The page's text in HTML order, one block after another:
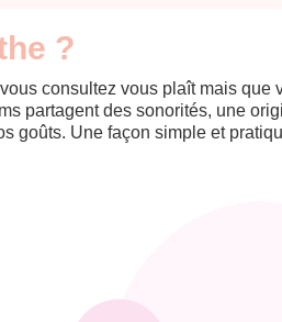
?
consultez vous plaît mais que
partagent des sonorités, une
goûts. Une façon simple et